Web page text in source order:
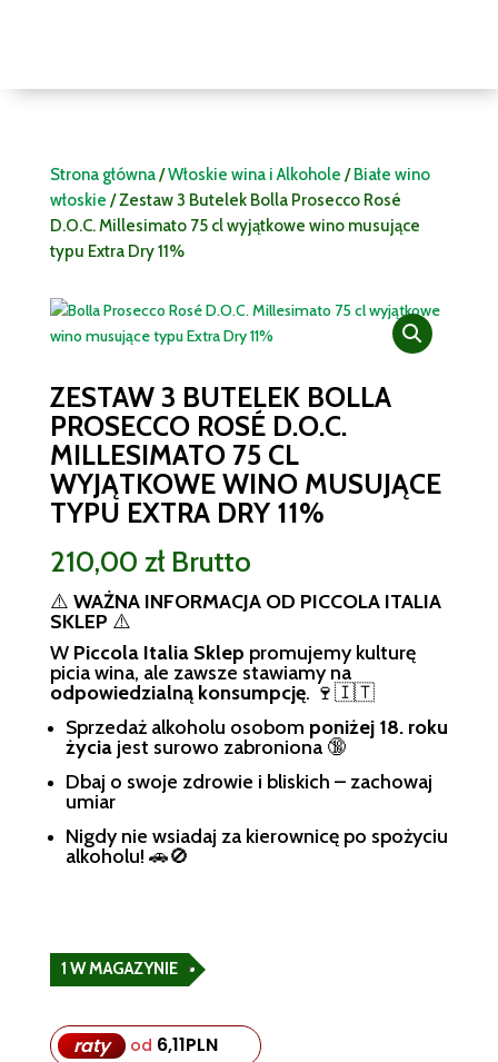
Strona główna/Włoskie wina i Alkohole /Białe wino
włoskie / Zestaw 3 Butelek Bolla Prosecco Rosé
D.O.C. Millesimato 75 cl wyjątkowe wino musujące
typu Extra Dry 11%
ZESTAW 3 BUTELEK BOLLA
PROSECCO ROSÉ D.O.C.
MILLESIMATO 75 CL
WYJĄTKOWE WINO MUSUJĄCE
TYPU EXTRA DRY 11%
210,00 zł Brutto
⚠️ WAŻNA INFORMACJA OD PICCOLA ITALIA
SKLEP ⚠️
W Piccola Italia Sklep promujemy kulturę
picia wina, ale zawsze stawiamy na
odpowiedzialną konsumpcję. 🍷🇮🇹
Sprzedaż alkoholu osobom poniżej 18. roku
życiajest surowo zabroniona 🔞
Dbaj o swoje zdrowie i bliskich – zachowaj
umiar
Nigdy nie wsiadaj za kierownicę po spożyciu
alkoholu! 🚗🚫
1 W MAGAZYNIE
raty od 6,11PLN